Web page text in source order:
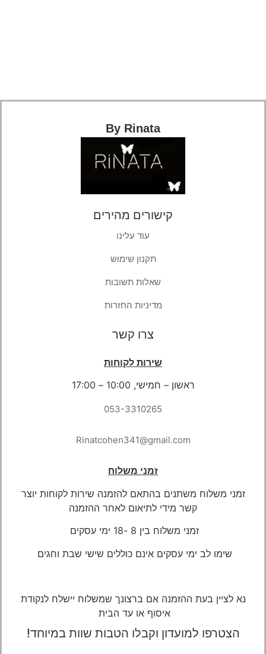
By Rinata
קישורים מהירים
עוד עלינו
תקנון שימוש
שאלות תשובות
מדיניות החזרות
צרו קשר
שירות לקוחות
ראשון – חמישי, 10:00 – 17:00
053-3310265
Rinatcohen341@gmail.com
זמני משלוח
זמני משלוח משתנים בהתאם להזמנה שירות לקוחות יוצר
קשר מידי לתיאום לאחר ההזמנה
זמני משלוח בין 8 -18 ימי עסקים
שימו לב ימי עסקים אינם כוללים שישי שבת וחגים
נא לציין בעת ההזמנה אם ברצונך שמשלוח יישלח לנקודת
איסוף או עד הבית
הצטרפו למועדון וקבלו הטבות שוות במיוחד!